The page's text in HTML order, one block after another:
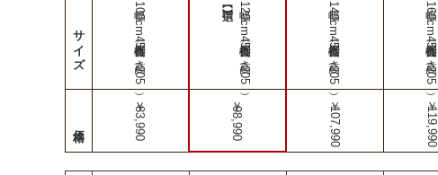
サイズ 幅100cm食器棚（奥行45-高さ205）
￥83,990
幅120cm食器棚（奥行45-高さ205）
￥98,990
幅140cm食器棚（奥行45-高さ205）
￥107,990
幅160cm食器棚（奥行45-高さ205）
￥119,990